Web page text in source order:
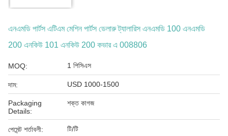
এনএমডি পার্টস এটিএম মেশিন পার্টস ডেলারু ট্যালারিস এনএমডি 100 এনএমডি
200 এনকিউ 101 এনকিউ 200 কভার এ 008806
MOQ: 1 পিসিএস
দাম: USD 1000-1500
Packaging
Details:
শক্ত কাগজ
পেমেন্ট শর্তাবলী: টি/টি